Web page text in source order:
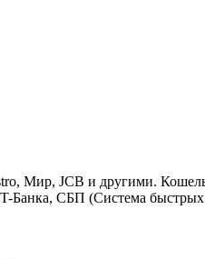
Мир, JCB и другими.
Банка, СБП (Система